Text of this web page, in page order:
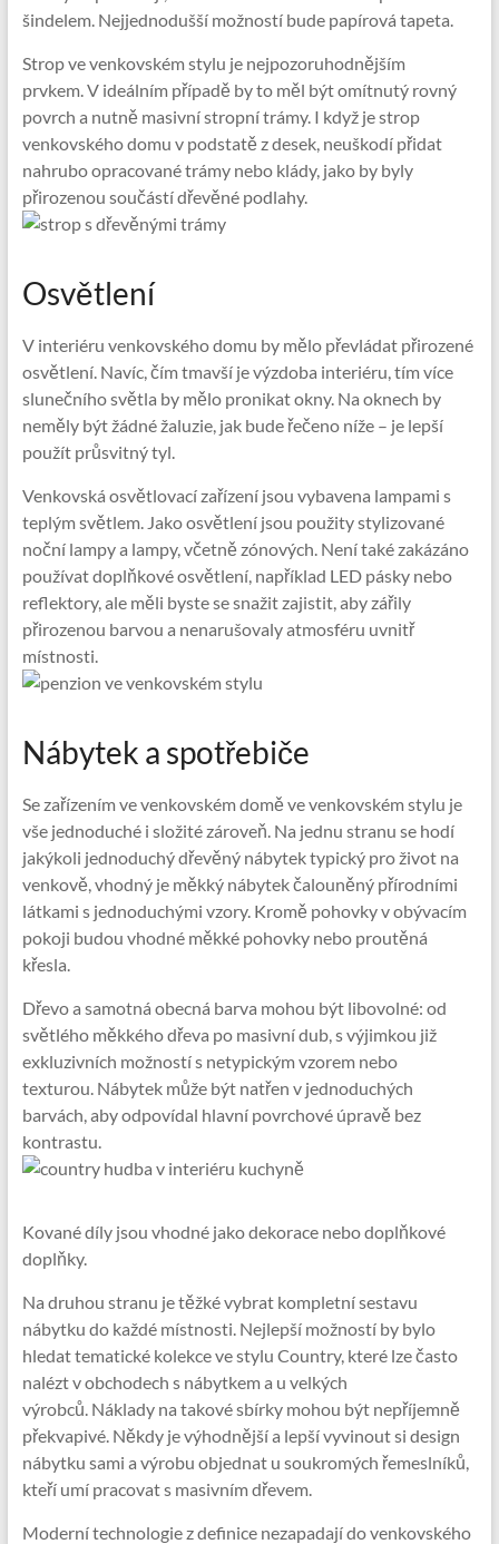
šindelem. Nejjednodušší možností bude papírová tapeta.
Strop ve venkovském stylu je nejpozoruhodnějším
prvkem. V ideálním případě by to měl být omítnutý rovný
povrch a nutně masivní stropní trámy. I když je strop
venkovského domu v podstatě z desek, neuškodí přidat
nahrubo opracované trámy nebo klády, jako by byly
přirozenou součástí dřevěné podlahy.
Osvětlení
V interiéru venkovského domu by mělo převládat přirozené
osvětlení. Navíc, čím tmavší je výzdoba interiéru, tím více
slunečního světla by mělo pronikat okny. Na oknech by
neměly být žádné žaluzie, jak bude řečeno níže – je lepší
použít průsvitný tyl.
Venkovská osvětlovací zařízení jsou vybavena lampami s
teplým světlem. Jako osvětlení jsou použity stylizované
noční lampy a lampy, včetně zónových. Není také zakázáno
používat doplňkové osvětlení, například LED pásky nebo
reflektory, ale měli byste se snažit zajistit, aby zářily
přirozenou barvou a nenarušovaly atmosféru uvnitř
místnosti.
Nábytek a spotřebiče
Se zařízením ve venkovském domě ve venkovském stylu je
vše jednoduché i složité zároveň. Na jednu stranu se hodí
jakýkoli jednoduchý dřevěný nábytek typický pro život na
venkově, vhodný je měkký nábytek čalouněný přírodními
látkami s jednoduchými vzory. Kromě pohovky v obývacím
pokoji budou vhodné měkké pohovky nebo proutěná
křesla.
Dřevo a samotná obecná barva mohou být libovolné: od
světlého měkkého dřeva po masivní dub, s výjimkou již
exkluzivních možností s netypickým vzorem nebo
texturou. Nábytek může být natřen v jednoduchých
barvách, aby odpovídal hlavní povrchové úpravě bez
kontrastu.
Kované díly jsou vhodné jako dekorace nebo doplňkové
doplňky.
Na druhou stranu je těžké vybrat kompletní sestavu
nábytku do každé místnosti. Nejlepší možností by bylo
hledat tematické kolekce ve stylu Country, které lze často
nalézt v obchodech s nábytkem a u velkých
výrobců. Náklady na takové sbírky mohou být nepříjemně
překvapivé. Někdy je výhodnější a lepší vyvinout si design
nábytku sami a výrobu objednat u soukromých řemeslníků,
kteří umí pracovat s masivním dřevem.
Moderní technologie z definice nezapadají do venkovského